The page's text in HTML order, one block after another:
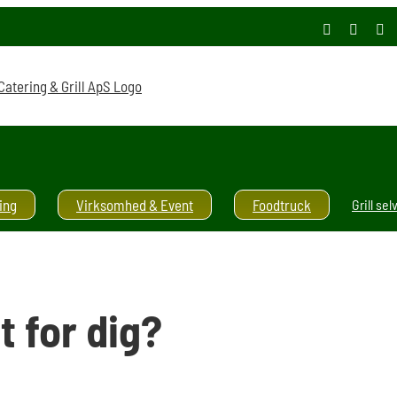
Facebook
Virksomhed & Event Foodtruck Grill selv
for dig?